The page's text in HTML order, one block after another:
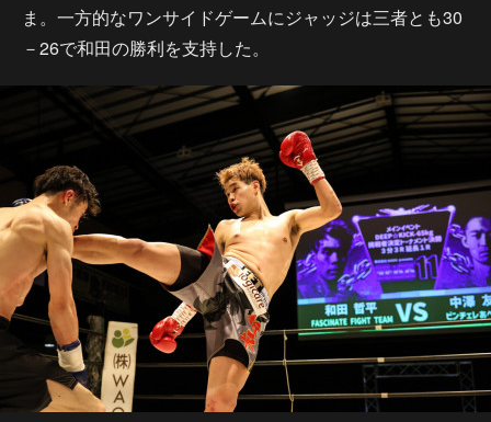
ま。一方的なワンサイドゲームにジャッジは三者とも30
－26で和田の勝利を支持した。